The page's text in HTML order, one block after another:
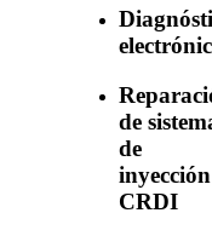
de
de
inyección
CRDI